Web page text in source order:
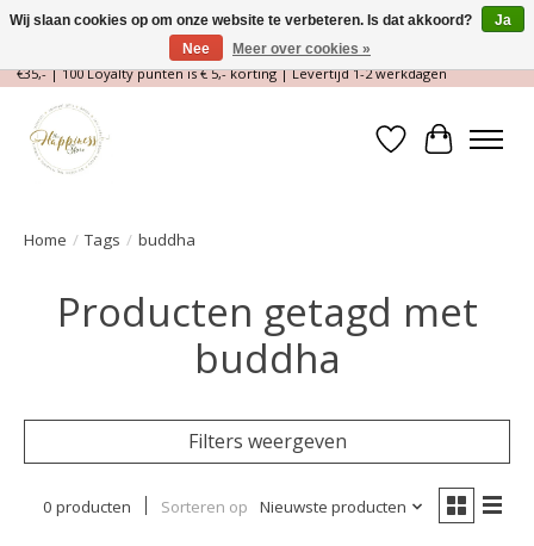
Magische Conceptstore, Edelstenen & Spirituele winkel | Gratis verzending >
€35,- | 100 Loyalty punten is € 5,- korting | Levertijd 1-2 werkdagen
Verlanglijst
Home / Tags / buddha
Producten getagd met
buddha
Filters weergeven
0 producten Sorteren op Nieuwste producten
Wij slaan cookies op om onze website te verbeteren. Is dat akkoord?
Ja
Nee
Meer over cookies »